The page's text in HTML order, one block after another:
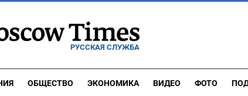
РУССКАЯ СЛУЖБА
ОБЩЕСТВО ЭКОНОМИКА ВИДЕО ФОТО